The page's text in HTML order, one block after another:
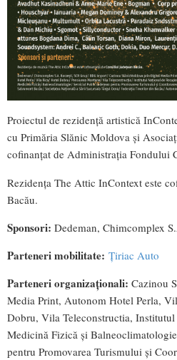
Proiectul de rezidență artistică
cu Primăria Slănic Moldova și
cofinanțat de Administrația Fondului
Rezidența The Attic InContext este
Bacău.
Sponsori: Dedeman, Chimcomplex
Parteneri mobilitate: Țiriac Auto
Parteneri organizaționali: Cazinou
Media Print, Autonom Hotel Perla,
Dobru, Vila Teleconstructia,
Medicină Fizică și
pentru Promovarea Turismului și